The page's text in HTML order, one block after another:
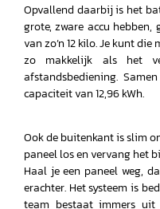
Opvallend daarbij is het
grote, zware accu
van zo’n 12 kilo. Je kunt
zo makkelijk als het
afstandsbediening.
capaciteit van 12,96 kWh.
Ook de buitenkant is slim
paneel los en vervang het
Haal je een paneel weg,
erachter. Het systeem is
team bestaat immers uit